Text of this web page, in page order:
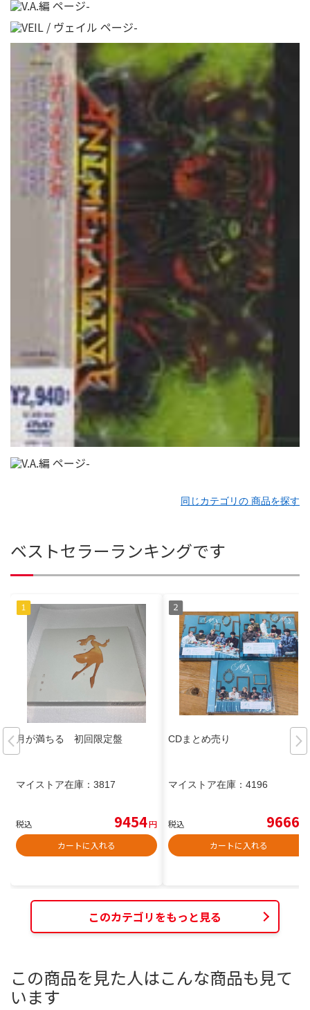
同じカテゴリの 商品を探す
ベストセラーランキングです
月が満ちる 初回限定盤
マイストア在庫： 3817
税込 9454円
カートに入れる
CDまとめ売り
マイストア在庫： 4196
税込 9666
カートに入れる
このカテゴリをもっと見る
この商品を見た人はこんな商品も見て
います